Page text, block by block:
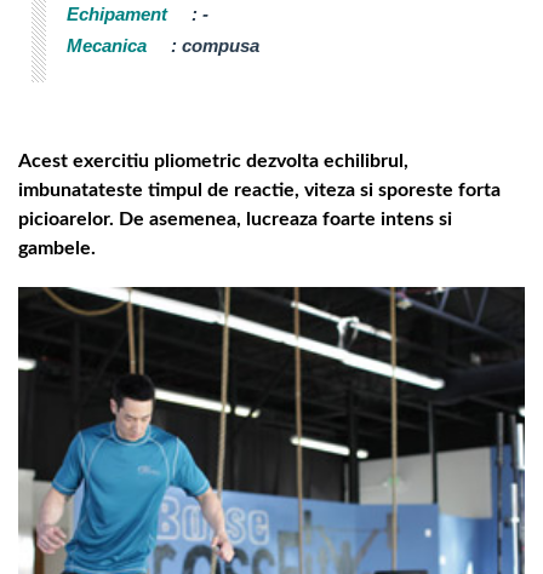
Echipament
: -
Mecanica
: compusa
Acest exercitiu pliometric dezvolta echilibrul,
imbunatateste timpul de reactie, viteza si sporeste forta
picioarelor. De asemenea, lucreaza foarte intens si
gambele.